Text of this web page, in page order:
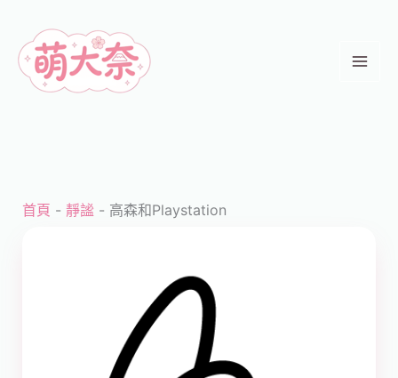
首頁 - 靜謐 - 高森和Playstation